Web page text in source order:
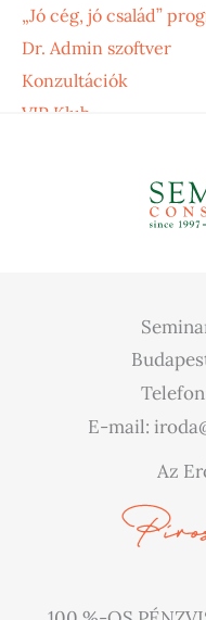
„Jó cég, jó család”
Dr. Admin szoftver
Konzultációk
VIP Klub
E-mail:
Az